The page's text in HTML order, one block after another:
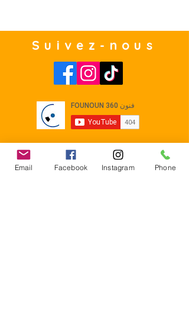
Suivez-nous
Email Facebook Instagram Phone